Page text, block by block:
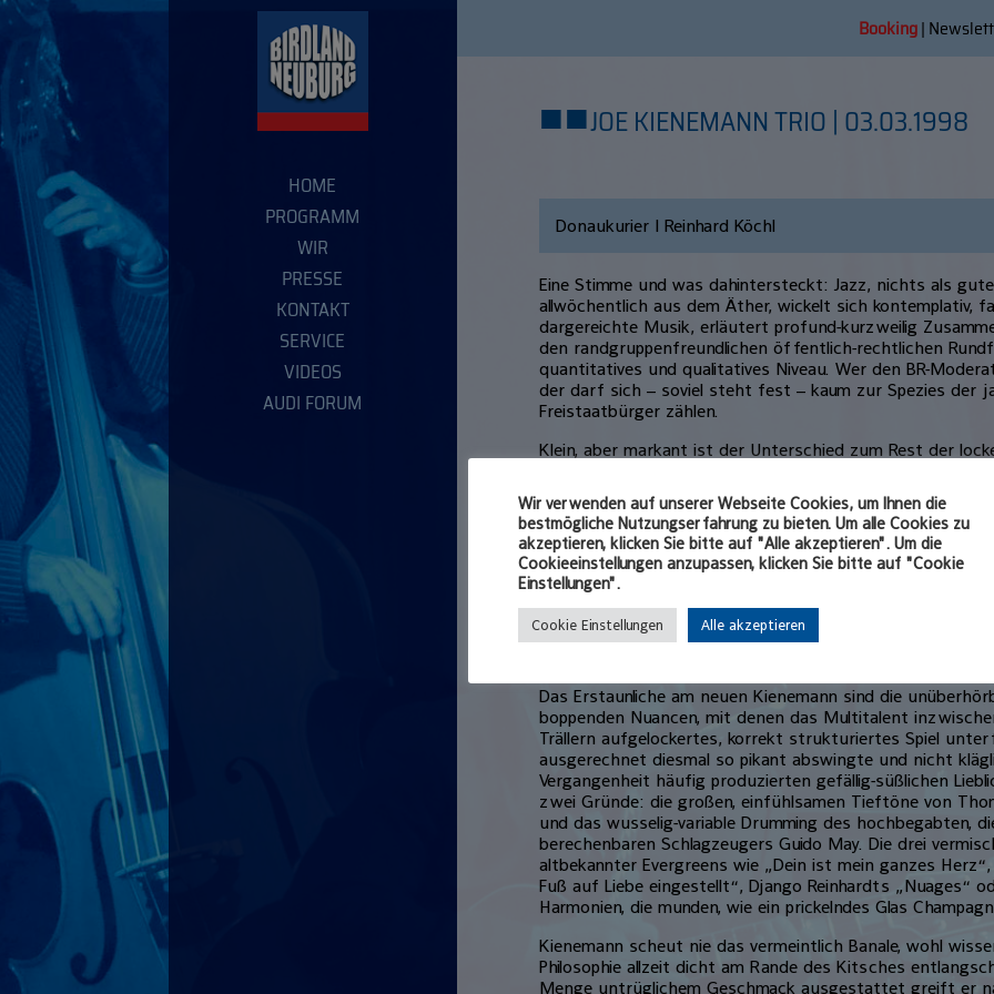
HOME
PROGRAMM
WIR
PRESSE
KONTAKT
SERVICE
VIDEOS
AUDI FORUM
Booking|
■■JOE KIENEMANN TRIO | 03.03.1998
Donaukurier | Reinhard Köchl
Eine Stimme und was dahintersteckt: Jazz, nichts als
allwöchentlich aus dem Äther, wickelt sich kontemplativ,
dargereichte Musik, erläutert profund-kurzweilig
den randgruppenfreundlichen öffentlich-rechtlichen
quantitatives und qualitatives Niveau. Wer den BR-
der darf sich – soviel steht fest – kaum zur Spezies der
Freistaatbürger zählen.
Klein, aber markant ist der Unterschied zum Rest der
bemerkenswerten Fähigkeiten, der nur über Umwege
selbst heute, da sich seine Prioritäten längst zugunsten
haben, immer noch mit einem Bein mitten in der
Diesen Kick, diese Nähe zu den düsteren Clubs, den
fluktuierenden Strömungen braucht er für seinen
eigene brennende Leidenschaft zu stillen. Bei einem
Neuburger „Birdland“ findet Joe Kienemann dies alles in
Das Erstaunliche am neuen Kienemann sind die
boppenden Nuancen, mit denen das Multitalent
Trällern aufgelockertes, korrekt strukturiertes Spiel
ausgerechnet diesmal so pikant abswingte und nicht
Vergangenheit häufig produzierten gefällig-süßlichen
zwei Gründe: die großen, einfühlsamen Tieftöne von
und das wusselig-variable Drumming des hochbegabten,
berechenbaren Schlagzeugers Guido May. Die drei
altbekannter Evergreens wie „Dein ist mein ganzes
Fuß auf Liebe eingestellt“, Django Reinhardts „Nuages“
Harmonien, die munden, wie ein prickelndes Glas
Kienemann scheut nie das vermeintlich Banale, wohl
Philosophie allzeit dicht am Rande des Kitsches
Menge untrüglichem Geschmack ausgestattet greift er
Wir verwenden auf unserer Webseite Cookies, um Ihnen die
bestmögliche Nutzungserfahrung zu bieten. Um alle Cookies zu
akzeptieren, klicken Sie bitte auf "Alle akzeptieren". Um die
Cookieeinstellungen anzupassen, klicken Sie bitte auf "Cookie
Einstellungen".
Cookie Einstellungen Alle akzeptieren